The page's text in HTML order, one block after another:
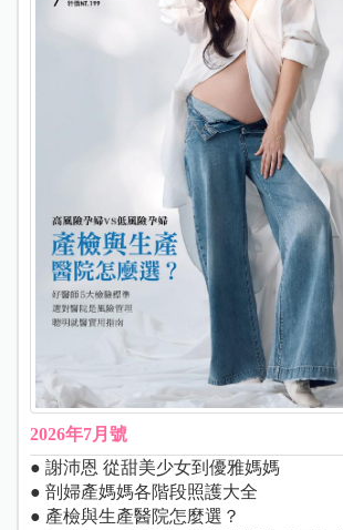
2026年7月號
● 謝沛恩 從甜美少女到優雅媽媽
● 剖婦產媽媽各階段照護大全
● 產檢與生產醫院怎麼選？